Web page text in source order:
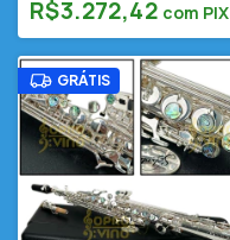
R$3.272,42 com PIX
GRÁTIS